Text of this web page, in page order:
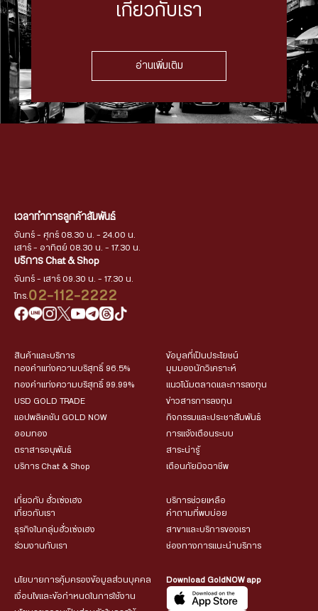
เกี่ยวกับเรา
อ่านเพิ่มเติม
เวลาทำการลูกค้าสัมพันธ์
จันทร์ - ศุกร์ 08.30 น. - 24.00 น.
เสาร์ - อาทิตย์ 08.30 น. - 17.30 น.
บริการ Chat & Shop
จันทร์ - เสาร์ 09.30 น. - 17.30 น.
โทร. 02-112-2222
สินค้าและบริการ
ทองคำแท่งความบริสุทธิ์ 96.5%
ทองคำแท่งความบริสุทธิ์ 99.99%
USD GOLD TRADE
แอปพลิเคชัน GOLD NOW
ออมทอง
ตราสารอนุพันธ์
บริการ Chat & Shop
ข้อมูลที่เป็นประโยชน์
มุมมองนักวิเคราะห์
แนวโน้มตลาดและการลงทุน
ข่าวสารการลงทุน
กิจกรรมและประชาสัมพันธ์
การแจ้งเตือนระบบ
สาระน่ารู้
เตือนภัยมิจฉาชีพ
เกี่ยวกับ ฮั่วเซ่งเฮง
เกี่ยวกับเรา
ธุรกิจในกลุ่มฮั่วเซ่งเฮง
ร่วมงานกับเรา
บริการช่วยเหลือ
คำถามที่พบบ่อย
สาขาและบริการของเรา
ช่องทางการแนะนำบริการ
นโยบายการคุ้มครองข้อมูลส่วนบุคคล
เงื่อนไขและข้อกำหนดในการใช้งาน
Download GoldNOW app